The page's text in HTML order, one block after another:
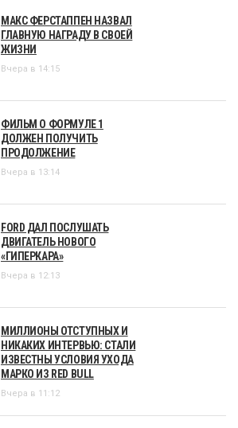
МАКС ФЕРСТАППЕН НАЗВАЛ
ГЛАВНУЮ НАГРАДУ В СВОЕЙ
ЖИЗНИ
Вчера в 14:15
ФИЛЬМ О ФОРМУЛЕ 1
ДОЛЖЕН ПОЛУЧИТЬ
ПРОДОЛЖЕНИЕ
Вчера в 13:14
FORD ДАЛ ПОСЛУШАТЬ
ДВИГАТЕЛЬ НОВОГО
«ГИПЕРКАРА»
Вчера в 12:13
МИЛЛИОНЫ ОТСТУПНЫХ И
НИКАКИХ ИНТЕРВЬЮ: СТАЛИ
ИЗВЕСТНЫ УСЛОВИЯ УХОДА
МАРКО ИЗ RED BULL
Вчера в 11:12